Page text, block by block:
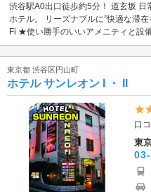
渋谷駅A0出口徒歩約5分！ 道玄坂
ホテル。 リーズナブルに”快適な滞
Fi ★使い勝手のいいアメニティと設
東京都 渋谷区円山町
ホテル サンレオン I ・ II
口
東